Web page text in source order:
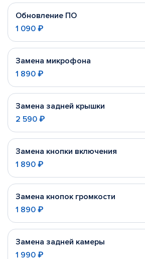
Обновление ПО
1 090 ₽
Замена микрофона
1 890 ₽
Замена задней крышки
2 590 ₽
Замена кнопки включения
1 890 ₽
Замена кнопок громкости
1 890 ₽
Замена задней камеры
1 990 ₽